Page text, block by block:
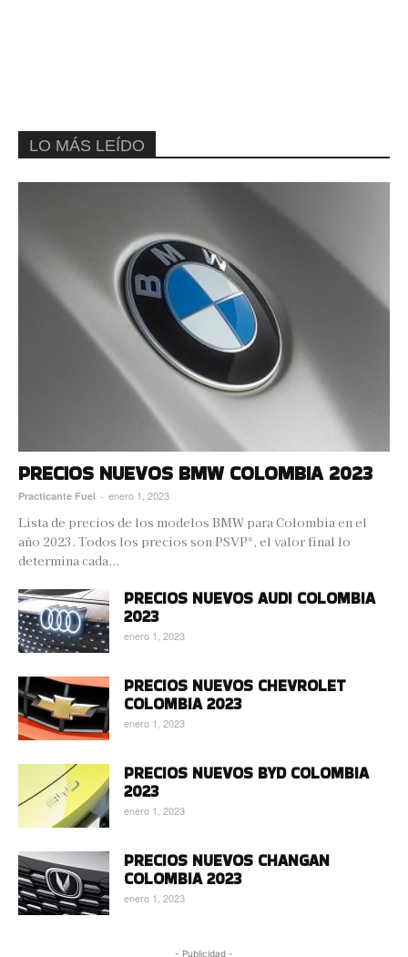
LO MÁS LEÍDO
PRECIOS NUEVOS BMW COLOMBIA 2023
Practicante Fuel - enero 1, 2023
Lista de precios de los modelos BMW para Colombia en el
año 2023. Todos los precios son PSVP*, el valor final lo
determina cada...
PRECIOS NUEVOS AUDI COLOMBIA
2023
enero 1, 2023
PRECIOS NUEVOS CHEVROLET
COLOMBIA 2023
enero 1, 2023
PRECIOS NUEVOS BYD COLOMBIA
2023
enero 1, 2023
PRECIOS NUEVOS CHANGAN
COLOMBIA 2023
enero 1, 2023
- Publicidad -